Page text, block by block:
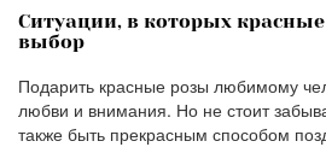
Ситуации, в которых
выбор
Подарить красные розы любимому
любви и внимания. Но не стоит
также быть прекрасным способом